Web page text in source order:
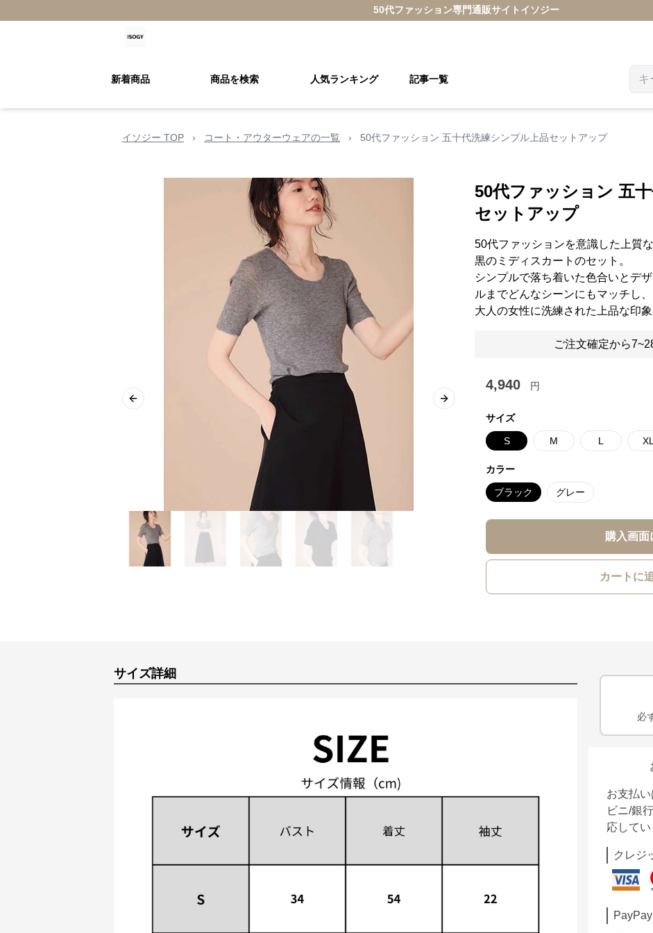
50代ファッション専門通販サイト イソジー
新着商品 商品を検索 人気ランキング 記事一覧
イソジー TOP › コート・アウターウェアの一覧 › 50代ファッション 五十代洗練シンプル上品セットアップ
Previous slide Next slide
50代ファッション 五
セットアップ
50代ファッションを意識した上質
黒のミディスカートのセット。
シンプルで落ち着いた色合いとデ
ルまでどんなシーンにもマッチし、
大人の女性に洗練された上品な印
ご注文確定から
4,940 円
サイズ
S M L XL
カラー
ブラック グレー
購入画面
カートに
サイズ詳細
必
お支払
ビニ/銀
応してい
クレジ
PayPay